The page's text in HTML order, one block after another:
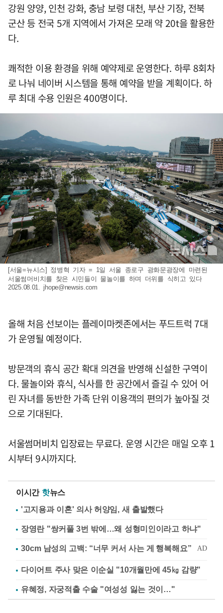
강원 양양, 인천 강화, 충남 보령 대천, 부산 기장, 전북
군산 등 전국 5개 지역에서 가져온 모래 약 20t을 활용한
다.
쾌적한 이용 환경을 위해 예약제로 운영한다. 하루 8회차
로 나눠 네이버 시스템을 통해 예약을 받을 계획이다. 하
루 최대 수용 인원은 400명이다.
[서울=뉴시스] 정병혁 기자 = 1일 서울 종로구 광화문광장에 마련된
서울썸머비치를 찾은 시민들이 물놀이를 하며 더위를 식히고 있다
2025.08.01. jhope@newsis.com
올해 처음 선보이는 플레이마켓존에서는 푸드트럭 7대
가 운영될 예정이다.
방문객의 휴식 공간 확대 의견을 반영해 신설한 구역이
다. 물놀이와 휴식, 식사를 한 공간에서 즐길 수 있어 어
린 자녀를 동반한 가족 단위 이용객의 편의가 높아질 것
으로 기대된다.
서울썸머비치 입장료는 무료다. 운영 시간은 매일 오후 1
시부터 9시까지다.
이시간 핫뉴스
'고지용과 이혼' 의사 허양임, 새 출발했다
장영란 "쌍커풀 3번 밖에…왜 성형미인이라고 하냐"
다이어트 주사 맞은 이순실 "10개월만에 45㎏ 감량"
유혜정, 자궁적출 수술 "여성성 잃는 것이…"